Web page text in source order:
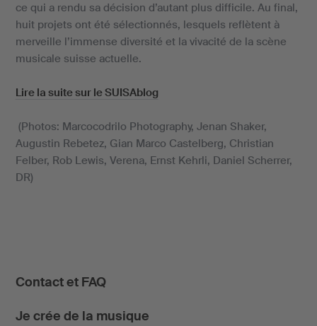
ce qui a rendu sa décision d’autant plus difficile. Au final,
huit projets ont été sélectionnés, lesquels reflètent à
merveille l’immense diversité et la vivacité de la scène
musicale suisse actuelle.
Lire la suite sur le SUISAblog
(Photos: Marcocodrilo Photography, Jenan Shaker,
Augustin Rebetez, Gian Marco Castelberg, Christian
Felber, Rob Lewis, Verena, Ernst Kehrli, Daniel Scherrer,
DR)
Contact et FAQ
Je crée de la musique